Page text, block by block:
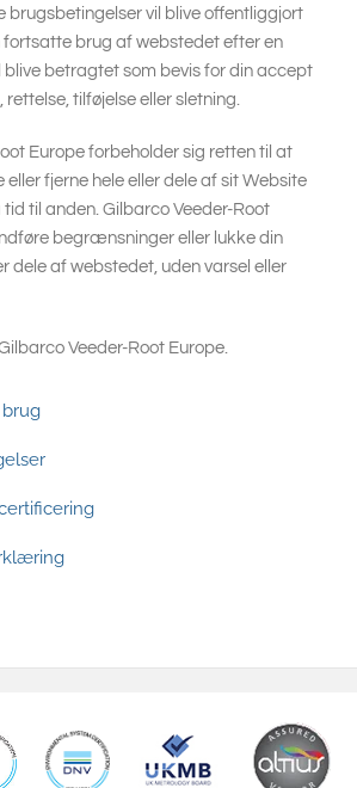
vil blive offentliggjort
fortsatte brug af webstedet efter en
blive betragtet som bevis for din accept
tilføjelse eller sletning.
Europe forbeholder sig retten til at
fjerne hele eller dele af sit Website
til anden. Gilbarco Veeder-Root
begrænsninger eller lukke din
dele af webstedet, uden varsel eller
Veeder-Root Europe.